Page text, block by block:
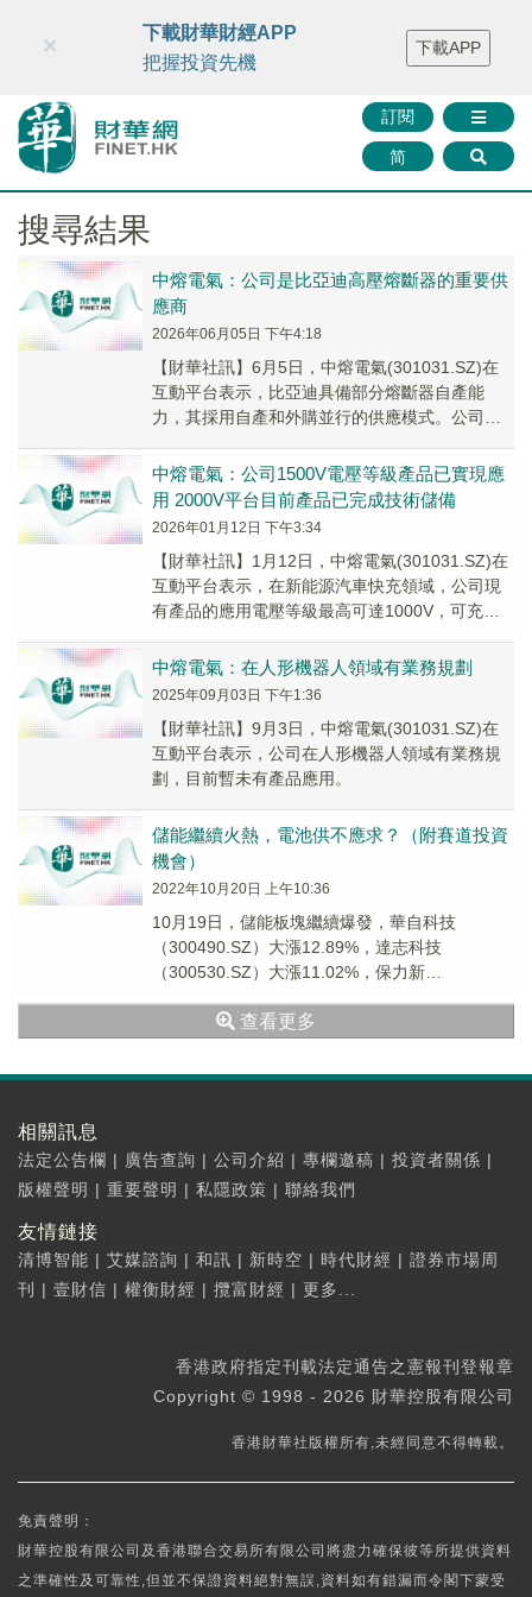
財華智庫網 FINTV FINMETA 財華證券 媒體矩陣
智庫沙龍
聯絡我們
訂閱
简
×
下載財華財經APP
把握投資先機
下載APP
搜尋結果
中熔電氣：公司是比亞迪高壓熔斷器的重要供
應商
2026年06月05日 下午4:18
【財華社訊】6月5日，中熔電氣(301031.SZ)在
互動平台表示，比亞迪具備部分熔斷器自產能
力，其採用自產和外購並行的供應模式。公司是
中熔電氣：公司1500V電壓等級產品已實現應
用 2000V平台目前產品已完成技術儲備
2026年01月12日 下午3:34
【財華社訊】1月12日，中熔電氣(301031.SZ)在
互動平台表示，在新能源汽車快充領域，公司現
有產品的應用電壓等級最高可達1000V，可充分
中熔電氣：在人形機器人領域有業務規劃
2025年09月03日 下午1:36
【財華社訊】9月3日，中熔電氣(301031.SZ)在
互動平台表示，公司在人形機器人領域有業務規
劃，目前暫未有產品應用。
儲能繼續火熱，電池供不應求？（附賽道投資
機會）
2022年10月20日 上午10:36
10月19日，儲能板塊繼續爆發，華自科技
（300490.SZ）大漲12.89%，達志科技
（300530.SZ）大漲11.02%，保力新
查看更多
相關訊息
法定公告欄 | 廣告查詢 | 公司介紹 | 專欄邀稿 | 投資者關係 |
版權聲明 | 重要聲明 | 私隱政策 | 聯絡我們
友情鏈接
清博智能 | 艾媒諮詢 | 和訊 | 新時空 | 時代財經 | 證券市場周
刊
| 壹財信 | 權衡財經 | 攬富財經 | 更多...
香港政府指定刊載法定通告之憲報刊登報章
Copyright © 1998 - 2026 財華控股有限公司
香港財華社版權所有,未經同意不得轉載。
免責聲明：
財華控股有限公司及香港聯合交易所有限公司將盡力確保彼等所提供資料
之準確性及可靠性,但並不保證資料絕對無誤,資料如有錯漏而令閣下蒙受